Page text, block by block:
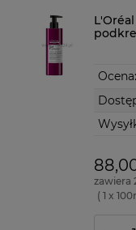
Ocena:
zawiera
( 1 x